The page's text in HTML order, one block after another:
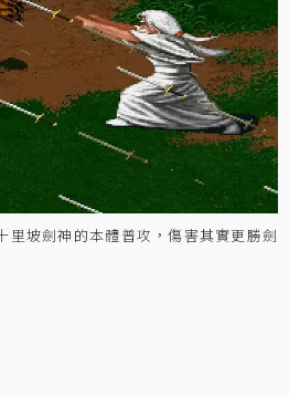
里坡劍神的本體普攻，傷害其實更勝劍